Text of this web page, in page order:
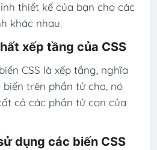
thiết kế của bạn cho các
khác nhau.
xếp tầng của CSS
CSS là xếp tầng, nghĩa
trên phần tử cha, nó
cả các phần tử con của
dụng các biến CSS